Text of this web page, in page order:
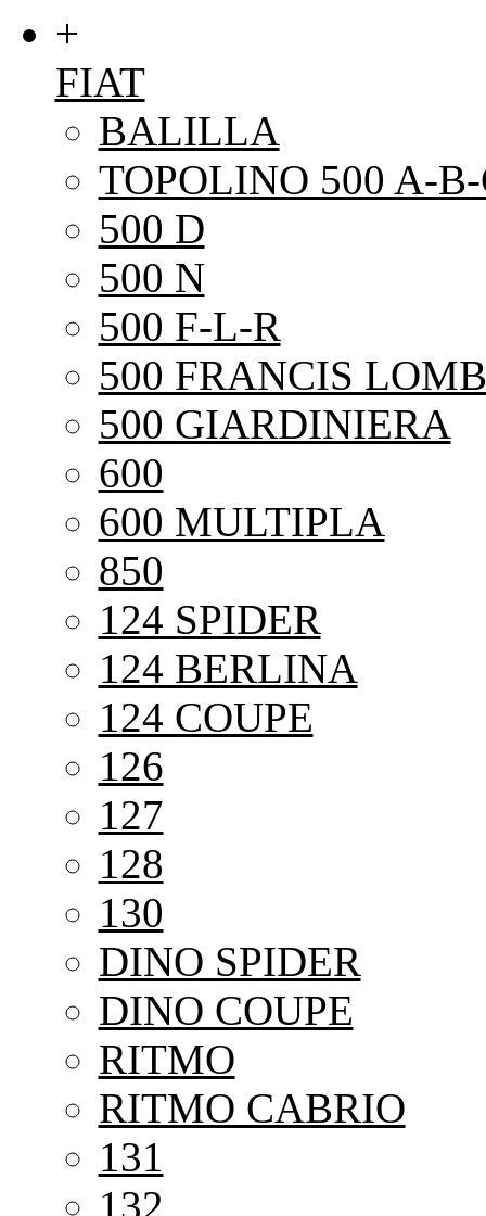
+
FIAT
BALILLA
TOPOLINO 500 A-
500 D
500 N
500 F-L-R
500 FRANCIS
500 GIARDINIERA
600
600 MULTIPLA
850
124 SPIDER
124 BERLINA
124 COUPE
126
127
128
130
DINO SPIDER
DINO COUPE
RITMO
RITMO CABRIO
131
132